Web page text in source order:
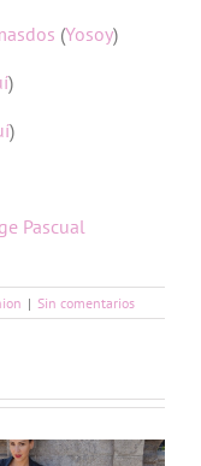
(Yosoy)
)
)
Pascual
| Sin comentarios